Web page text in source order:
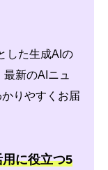
した生成AIの
新のAIニュ
りやすくお届
に役立つ5